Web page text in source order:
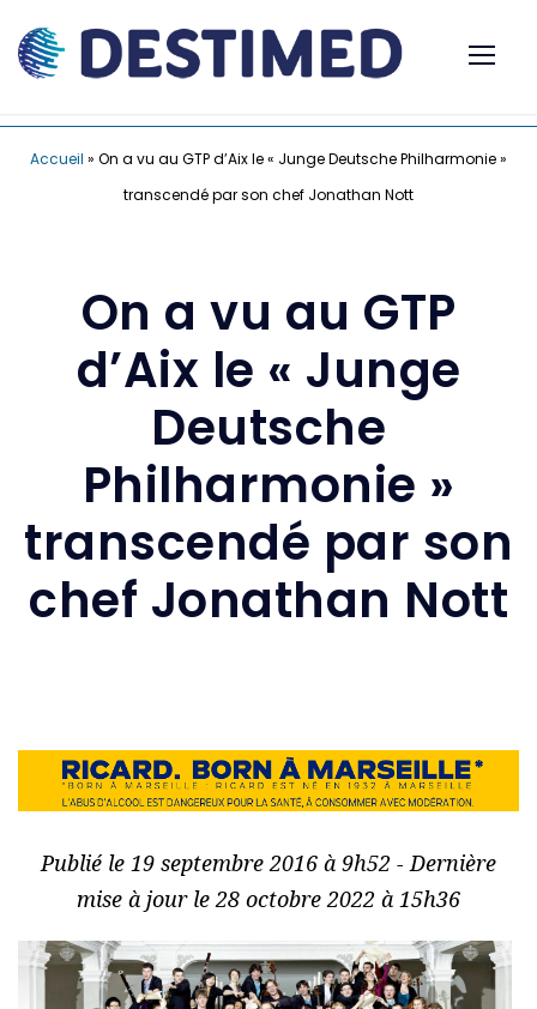
Accueil » On a vu au GTP d’Aix le « Junge Deutsche Philharmonie »
transcendé par son chef Jonathan Nott
On a vu au GTP
d’Aix le « Junge
Deutsche
Philharmonie »
transcendé par son
chef Jonathan Nott
Publié le 19 septembre 2016 à 9h52 - Dernière
mise à jour le 28 octobre 2022 à 15h36